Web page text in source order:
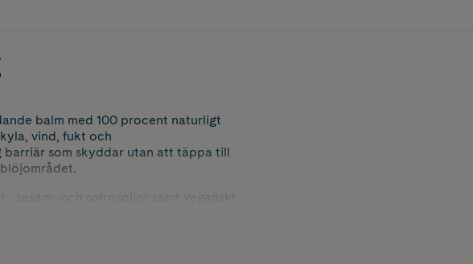
balm med 100 procent naturligt
vind, fukt och
barriär som skyddar utan att täppa till
, sesam- och solrosoljor samt veganskt
redan från födseln. Ett perfekt